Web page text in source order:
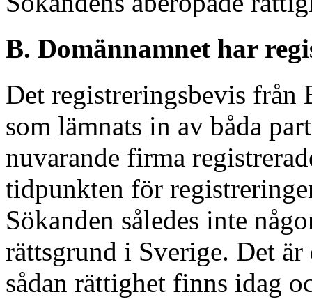
B. Domännamnet har
Det registreringsbevis från
som lämnats in av båda
nuvarande firma
tidpunkten för
Sökanden således inte
rättsgrund i Sverige. Det
sådan rättighet finns idag